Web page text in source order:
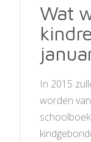
Wat
In 2015
worden